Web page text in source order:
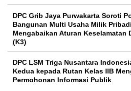
DPC Grib Jaya Purwakarta Soroti
Bangunan Multi Usaha Milik
Mengabaikan Aturan Keselamatan
(K3)
DPC LSM Triga Nusantara
Kedua kepada Rutan Kelas IIB
Permohonan Informasi Publik